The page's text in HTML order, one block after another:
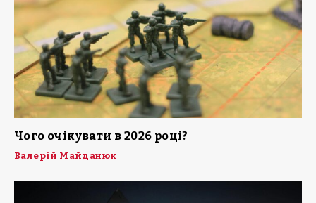
Чого очікувати в 2026 році?
Валерій Майданюк